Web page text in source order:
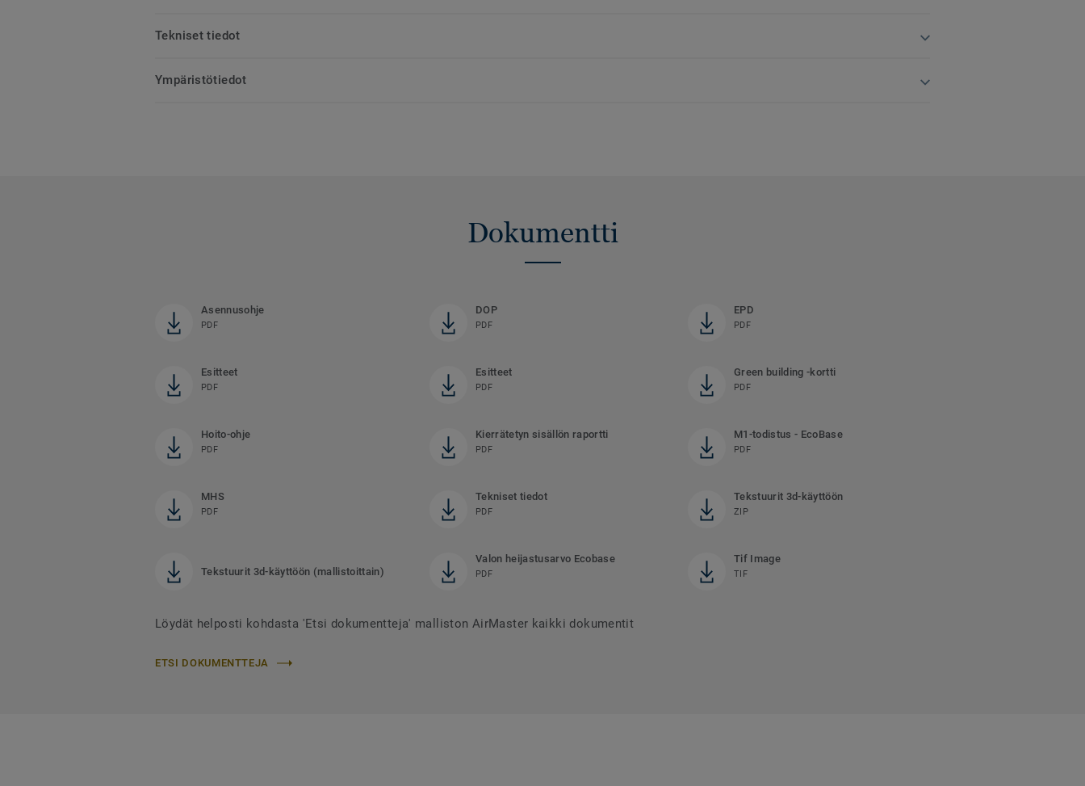
Tekniset tiedot
Ympäristötiedot
Dokumentti
Asennusohje
PDF
DOP
PDF
EPD
PDF
Esitteet
PDF
Esitteet
PDF
Green building -kortti
PDF
Hoito-ohje
PDF
Kierrätetyn sisällön raportti
PDF
M1-todistus - EcoBase
PDF
MHS
PDF
Tekniset tiedot
PDF
Tekstuurit 3d-käyttöön
ZIP
Tekstuurit 3d-käyttöön (mallistoittain)
Valon heijastusarvo Ecobase
PDF
Tif Image
TIF
Löydät helposti kohdasta 'Etsi dokumentteja' malliston AirMaster kaikki dokumentit
ETSI DOKUMENTTEJA